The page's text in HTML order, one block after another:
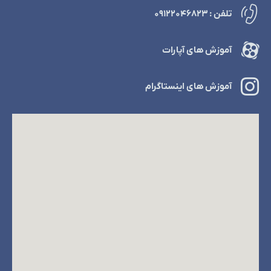
تلفن : ۰۹۱۲۲۰۴۶۸۲۳
آموزش های آپارات
آموزش های اینستاگرام